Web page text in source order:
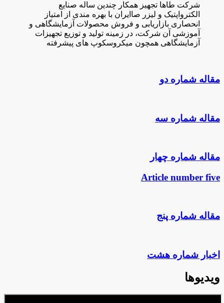
شرکت طاها تجهیز همکار چندین ساله صنایع
الکترواپتیک و لیزر صاایران با بهره مندی از امتیاز
انحصاری بازاریابی و فروش محصولات آزمایشگاهی و
آموزشی آن شرکت، در زمینه تولید و توزیع تجهیزات
آزمایشگاهی همچون میکروسکوپ های پیشرفته
مقاله شماره دو
مقاله شماره سه
مقاله شماره چهار
Article number five
مقاله شماره پنج
اخبار شماره هشت
ویدیوها